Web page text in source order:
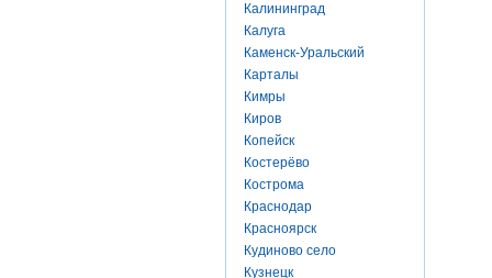
Калининград
Калуга
Каменск-Уральский
Карталы
Кимры
Киров
Копейск
Костерёво
Кострома
Краснодар
Красноярск
Кудиново село
Кузнецк